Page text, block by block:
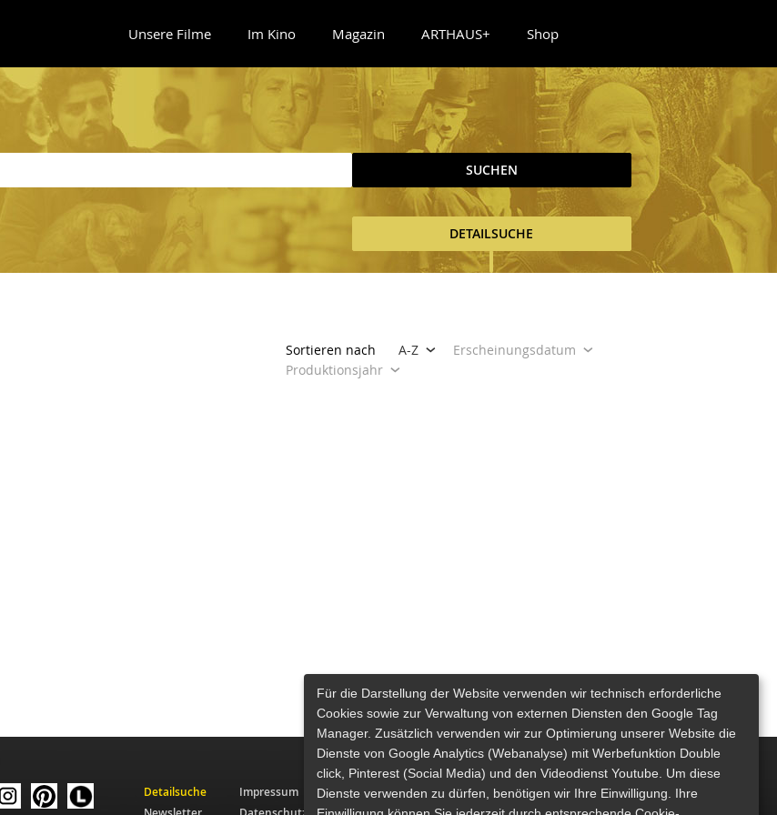
Unsere Filme Im Kino Magazin ARTHAUS+ Shop
SUCHEN
DETAILSUCHE
Sortieren nach A-Z
Erscheinungsdatum
Produktionsjahr
Detailsuche
Impressum
Für die Darstellung der Website verwenden wir technisch erforderliche
Cookies sowie zur Verwaltung von externen Diensten den Google Tag
Manager. Zusätzlich verwenden wir zur Optimierung unserer Website die
Dienste von Google Analytics (Webanalyse) mit Werbefunktion Double
click, Pinterest (Social Media) und den Videodienst Youtube. Um diese
Dienste verwenden zu dürfen, benötigen wir Ihre Einwilligung. Ihre